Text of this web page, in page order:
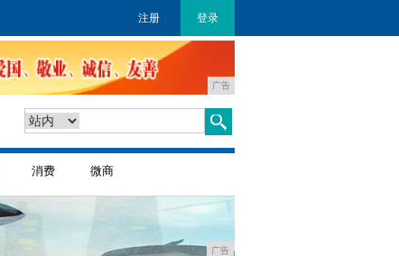
注册 登录
广告
消费 微商
广告